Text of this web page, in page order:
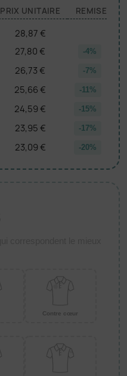
PRIX UNITAIRE REMISE
28,87 €
27,80 € -4%
26,73 € -7%
25,66 € -11%
24,59 € -15%
23,95 € -17%
23,09 € -20%
Contre cœur